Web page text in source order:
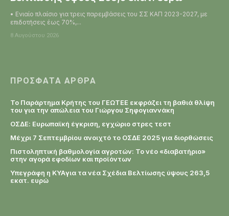
• Ενιαίο πλαίσιο για τρεις παρεμβάσεις του ΣΣ ΚΑΠ 2023-2027, με
επιδοτήσεις έως 70%,...
8 Αυγούστου 2026
ΠΡΌΣΦΑΤΑ ΆΡΘΡΑ
Το Παράρτημα Κρήτης του ΓΕΩΤΕΕ εκφράζει τη βαθιά θλίψη
του για την απώλεια του Γιώργου Σηφογιαννάκη
ΟΣΔΕ: Ευρωπαϊκή έγκριση, εγχώριο στρες τεστ
Μέχρι 7 Σεπτεμβρίου ανοιχτό το ΟΣΔΕ 2025 για διορθώσεις
Πιστοληπτική βαθμολογία αγροτών: Το νέο «διαβατήριο»
στην αγορά εφοδίων και προϊόντων
Υπεγράφη η KYAγια τα νέα Σχέδια Βελτίωσης ύψους 263,5
εκατ. ευρώ